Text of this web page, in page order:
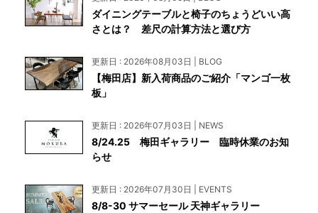
ダイニングテーブルと椅子のちょうどいい高
さとは？ 差尺の計算方法と選び方
更新日 : 2026年08月03日 | BLOG
【梅田店】新入荷商品のご紹介「マンゴ一枚
板」
更新日 : 2026年07月03日 | NEWS
8/24.25 梅田ギャラリー 臨時休業のお知
らせ
更新日 : 2026年07月30日 | EVENTS
8/8-30 サマーセール 天神ギャラリー